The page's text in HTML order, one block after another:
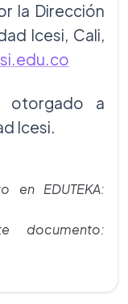
la Dirección
Icesi, Cali,
otorgado a
Icesi.
en EDUTEKA:
documento: